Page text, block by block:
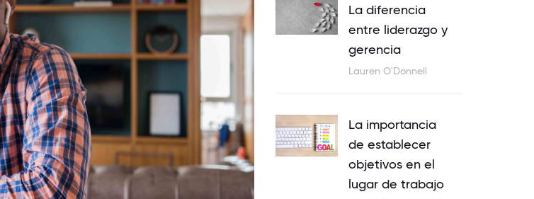
La diferencia
entre liderazgo y
gerencia
Lauren O'Donnell
La importancia
de establecer
objetivos en el
lugar de trabajo